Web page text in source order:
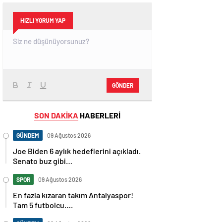
HIZLI YORUM YAP
GÖNDER
SON DAKİKA HABERLERİ
GÜNDEM 09 Ağustos 2026
Joe Biden 6 aylık hedeflerini açıkladı.
Senato buz gibi…
SPOR 09 Ağustos 2026
En fazla kızaran takım Antalyaspor!
Tam 5 futbolcu….